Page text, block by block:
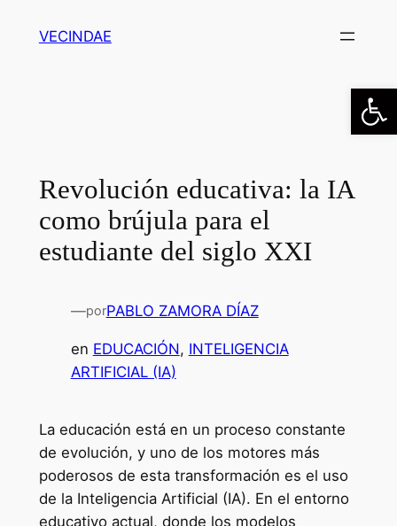
VECINDAE
Revolución educativa: la IA
como brújula para el
estudiante del siglo XXI
—porPABLO ZAMORA DÍAZ
en EDUCACIÓN, INTELIGENCIA
ARTIFICIAL (IA)
La educación está en un proceso constante
de evolución, y uno de los motores más
poderosos de esta transformación es el uso
de la Inteligencia Artificial (IA). En el entorno
educativo actual, donde los modelos
Abrir